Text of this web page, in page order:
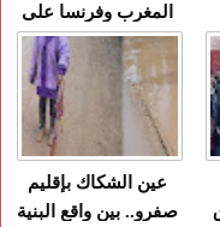
المغرب وفرنسا على
استعادة الكهرباء عقب
انقطاعه في شبه
الجزيرة الإيبيرية
عين الشكاك بإقليم
صفرو.. بين واقع البنية